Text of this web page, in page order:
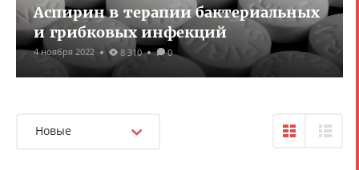
Аспирин в терапии бактериальных
и грибковых инфекций
4 ноября 2022 8 310 0
Новые